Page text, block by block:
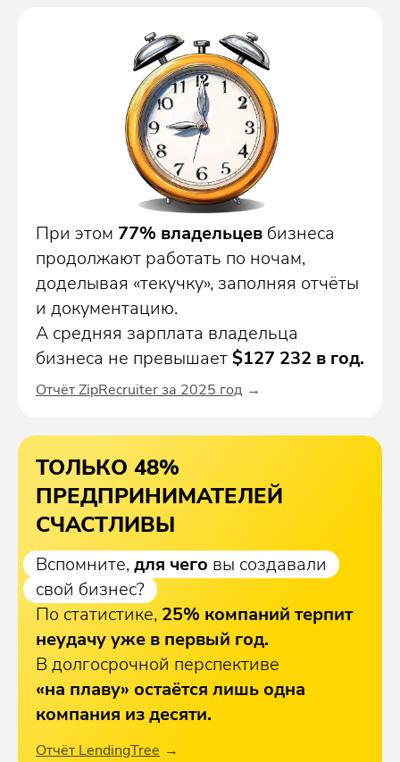
При этом 77% владельцев бизнеса
продолжают работать по ночам,
доделывая «текучку», заполняя отчёты
и документацию.
А средняя зарплата владельца
бизнеса не превышает$127 232 в год.
Отчёт ZipRecruiter за 2025 год
ТОЛЬКО 48%
ПРЕДПРИНИМАТЕЛЕЙ
СЧАСТЛИВЫ
Вспомните, для чего вы создавали
свой бизнес?
По статистике, 25% компаний терпит
неудачу уже в первый год.
В долгосрочной перспективе
«на плаву» остаётся лишь одна
компания из десяти.
Отчёт LendingTree